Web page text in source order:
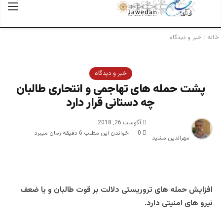
جستجو برای
خانه / خبر و دیدگاه
خبر و دیدگاه
پشت حمله های تهاجمی و انتحاری طالبان
چه دستانی قرار دارد
مهرالدین مشید
آگوست 26, 2018
0
خواندن این مطلب 6 دقیقه زمان میبرد
افزایش حمله های تروریستی دلالت بر قوت طالبان و یا ضعف
نیرو های امنیتی دارد.